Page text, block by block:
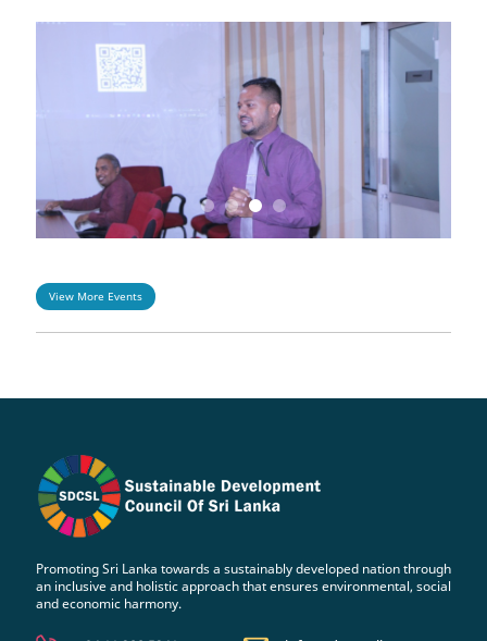
View More Events
Promoting Sri Lanka towards a sustainably developed nation through
an inclusive and holistic approach that ensures environmental, social
and economic harmony.